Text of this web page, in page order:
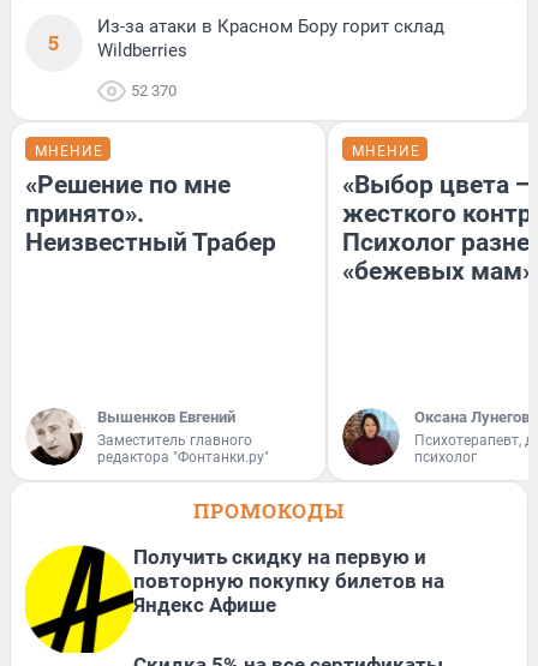
5
Из-за атаки в Красном Бору горит склад
Wildberries
52 370
МНЕНИЕ
«Решение по мне
принято».
Неизвестный Трабер
Вышенков Евгений
Заместитель главного
редактора "Фонтанки.ру"
МНЕНИЕ
«Выбор цвета —
жесткого
Психолог
«бежевых мам»
Оксана Лунегова
Психотерапевт,
психолог
ПРОМОКОДЫ
Получить скидку на первую и
повторную покупку билетов на
Яндекс Афише